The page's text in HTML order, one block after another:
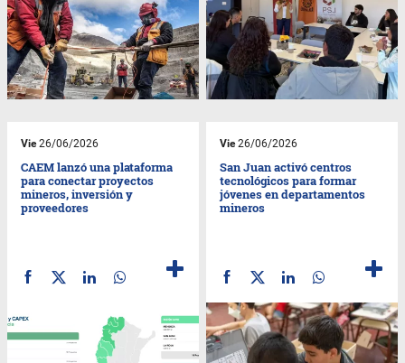
Vie26/06/2026
CAEM lanzó una plataforma
para conectar proyectos
mineros, inversión y
proveedores
Vie26/06/2026
San Juan activó centros
tecnológicos para formar
jóvenes en departamentos
mineros